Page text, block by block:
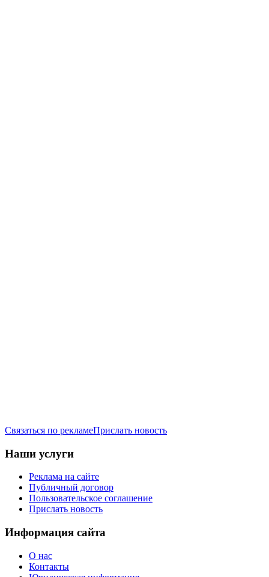
Связаться по рекламеПрислать новость
Наши услуги
Реклама на сайте
Публичный договор
Пользовательское соглашение
Прислать новость
Информация сайта
О нас
Контакты